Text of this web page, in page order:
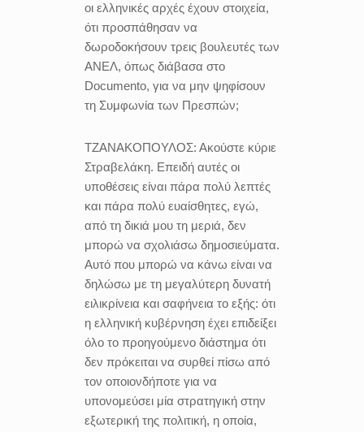
οι ελληνικές αρχές έχουν στοιχεία,
ότι προσπάθησαν να
δωροδοκήσουν τρεις βουλευτές των
ΑΝΕΛ, όπως διάβασα στο
Documento, για να μην ψηφίσουν
τη Συμφωνία των Πρεσπών;
ΤΖΑΝΑΚΟΠΟΥΛΟΣ: Ακούστε κύριε
Στραβελάκη. Επειδή αυτές οι
υποθέσεις είναι πάρα πολύ λεπτές
και πάρα πολύ ευαίσθητες, εγώ,
από τη δικιά μου τη μεριά, δεν
μπορώ να σχολιάσω δημοσιεύματα.
Αυτό που μπορώ να κάνω είναι να
δηλώσω με τη μεγαλύτερη δυνατή
ειλικρίνεια και σαφήνεια το εξής: ότι
η ελληνική κυβέρνηση έχει επιδείξει
όλο το προηγούμενο διάστημα ότι
δεν πρόκειται να συρθεί πίσω από
τον οποιονδήποτε για να
υπονομεύσει μία στρατηγική στην
εξωτερική της πολιτική, η οποία,